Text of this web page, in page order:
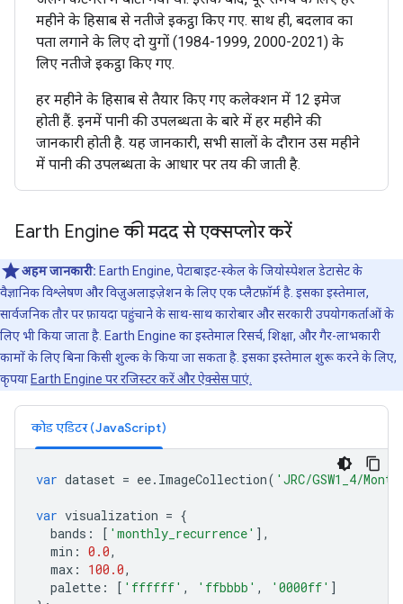
महीने के हिसाब से नतीजे इकट्ठा किए गए. साथ ही, बदलाव का
पता लगाने के लिए दो युगों (1984-1999, 2000-2021) के
लिए नतीजे इकट्ठा किए गए.
हर महीने के हिसाब से तैयार किए गए कलेक्शन में 12 इमेज
होती हैं. इनमें पानी की उपलब्धता के बारे में हर महीने की
जानकारी होती है. यह जानकारी, सभी सालों के दौरान उस महीने
में पानी की उपलब्धता के आधार पर तय की जाती है.
Earth Engine की मदद से एक्सप्लोर करें
अहम जानकारी: Earth Engine, पेटाबाइट-स्केल के जियोस्पेशल डेटासेट के
वैज्ञानिक विश्लेषण और विज़ुअलाइज़ेशन के लिए एक प्लैटफ़ॉर्म है. इसका इस्तेमाल,
सार्वजनिक तौर पर फ़ायदा पहुंचाने के साथ-साथ कारोबार और सरकारी उपयोगकर्ताओं के
लिए भी किया जाता है. Earth Engine का इस्तेमाल रिसर्च, शिक्षा, और गैर-लाभकारी
कामों के लिए बिना किसी शुल्क के किया जा सकता है. इसका इस्तेमाल शुरू करने के लिए,
कृपया Earth Engine पर रजिस्टर करें और ऐक्सेस पाएं.
कोड एडिटर (JavaScript)
var dataset = ee. ImageCollection( 'JRC/GSW1_4/
var visualization = {
bands : [ 'monthly_recurrence' ],
min : 0.0,
max : 100.0,
palette : [ 'ffffff' , 'ffbbbb' , '0000ff' ]